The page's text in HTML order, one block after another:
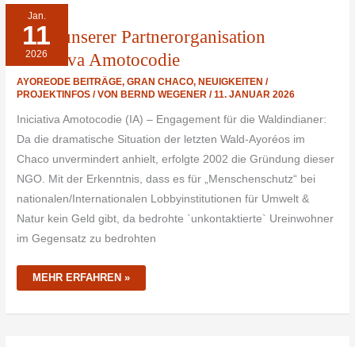
Jan.
11
2026
Dank unserer Partnerorganisation
Iniciativa Amotocodie
AYOREODE BEITRÄGE ,GRAN CHACO ,NEUIGKEITEN /
PROJEKTINFOS / VONBERND WEGENER/11. JANUAR 2026
Iniciativa Amotocodie (IA) – Engagement für die Waldindianer:
Da die dramatische Situation der letzten Wald-Ayoréos im
Chaco unvermindert anhielt, erfolgte 2002 die Gründung dieser
NGO. Mit der Erkenntnis, dass es für „Menschenschutz“ bei
nationalen/Internationalen Lobbyinstitutionen für Umwelt &
Natur kein Geld gibt, da bedrohte `unkontaktierte` Ureinwohner
im Gegensatz zu bedrohten
DANK
UNSERER
PARTNERORGANISATION
INICIATIVA
AMOTOCODIE
MEHR ERFAHREN »